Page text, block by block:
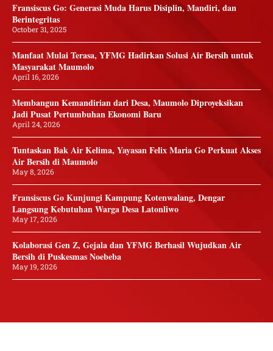
Fransiscus Go: Generasi Muda Harus Disiplin, Mandiri, dan
Berintegritas
October 31, 2025
Manfaat Mulai Terasa, YFMG Hadirkan Solusi Air Bersih untuk
Masyarakat Maumolo
April 16, 2026
Membangun Kemandirian dari Desa, Maumolo Diproyeksikan
Jadi Pusat Pertumbuhan Ekonomi Baru
April 24, 2026
Tuntaskan Bak Air Kelima, Yayasan Felix Maria Go Perkuat Akses
Air Bersih di Maumolo
May 8, 2026
Fransiscus Go Kunjungi Kampung Kotenwalang, Dengar
Langsung Kebutuhan Warga Desa Latonliwo
May 17, 2026
Kolaborasi Gen Z, Gejala dan YFMG Berhasil Wujudkan Air
Bersih di Puskesmas Noebeba
May 19, 2026